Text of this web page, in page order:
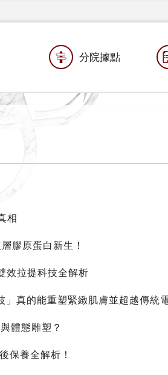
分院據點
相
膠原蛋白新生！
效拉提科技全解析
真的能重塑緊緻肌膚並超越傳統
體態雕塑？
保養全解析！